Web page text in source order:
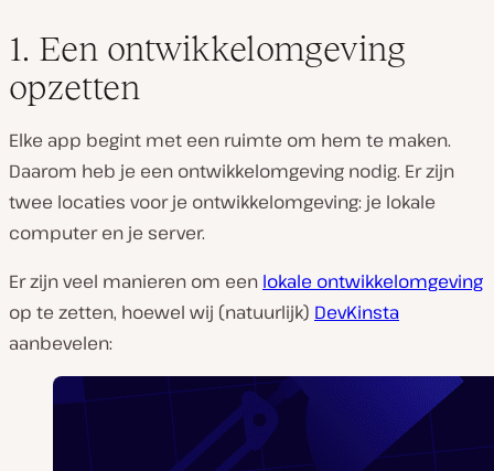
1. Een ontwikkelomgeving
opzetten
Elke app begint met een ruimte om hem te maken.
Daarom heb je een ontwikkelomgeving nodig. Er zijn
twee locaties voor je ontwikkelomgeving: je lokale
computer en je server.
Er zijn veel manieren om een lokale ontwikkelomgeving
op te zetten, hoewel wij (natuurlijk) DevKinsta
aanbevelen: